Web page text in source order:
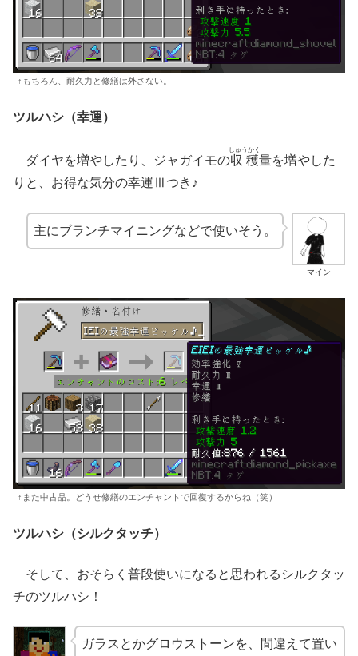
↑もちろん、耐久力と修繕は外さない。
ツルハシ（幸運）
ダイヤを増やしたり、ジャガイモの収穫
しゅうかく
量を増やした
りと、お得な気分の幸運Ⅲつき♪
マイン
主にブランチマイニングなどで使いそう。
↑また中古品。どうせ修繕のエンチャントで回復するからね（笑）
ツルハシ（シルクタッチ）
そして、おそらく普段使いになると思われるシルクタッ
チのツルハシ！
ガラスとかグロウストーンを、間違えて置い